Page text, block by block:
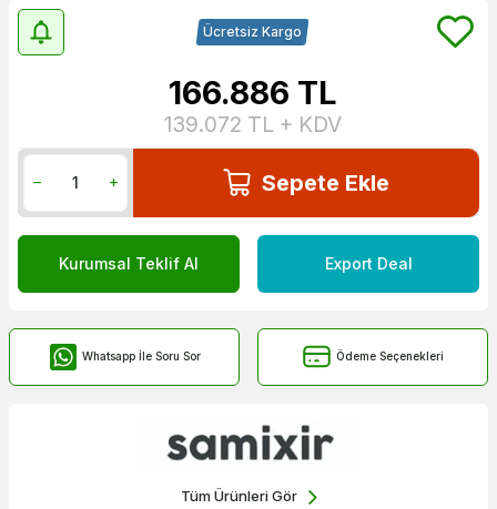
Ücretsiz Kargo
166.886 TL
139.072 TL + KDV
Sepete Ekle
Kurumsal Teklif Al Export Deal
Whatsapp İle Soru Sor Ödeme Seçenekleri
Tüm Ürünleri Gör